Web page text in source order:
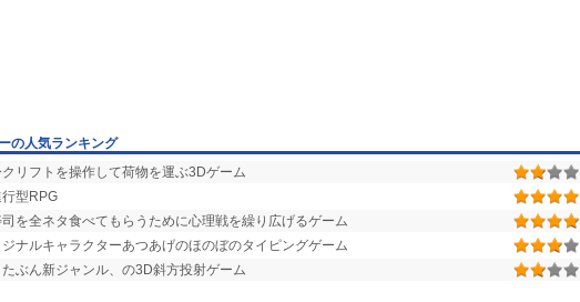
の人気ランキング
クリフトを操作して荷物を運ぶ3Dゲーム
型RPG
を全ネタ食べてもらうために心理戦を繰り広げるゲーム
ジナルキャラクターあつあげのほのぼのタイピングゲーム
たぶん新ジャンル、の3D斜方投射ゲーム